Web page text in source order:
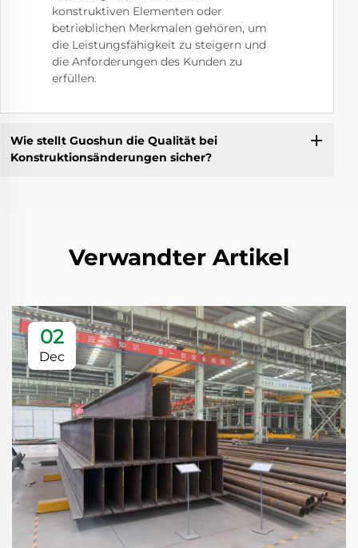
konstruktiven Elementen oder
betrieblichen Merkmalen gehören, um
die Leistungsfähigkeit zu steigern und
die Anforderungen des Kunden zu
erfüllen.
Wie stellt Guoshun die Qualität bei
Konstruktionsänderungen sicher?
Verwandter Artikel
02
Dec